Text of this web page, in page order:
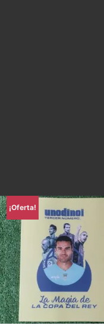
¡Oferta!